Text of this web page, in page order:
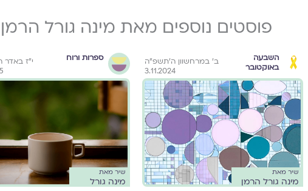
פוסטים נוספים מאת מינה גורל הרמן
השבעה
באוקטובר
ב׳ במרחשוון ה׳תשפ״ה
3.11.2024
שיר מאת
מינה גורל הרמן
ספרות ורוח
י״ז באדר
שיר מאת
מינה גורל